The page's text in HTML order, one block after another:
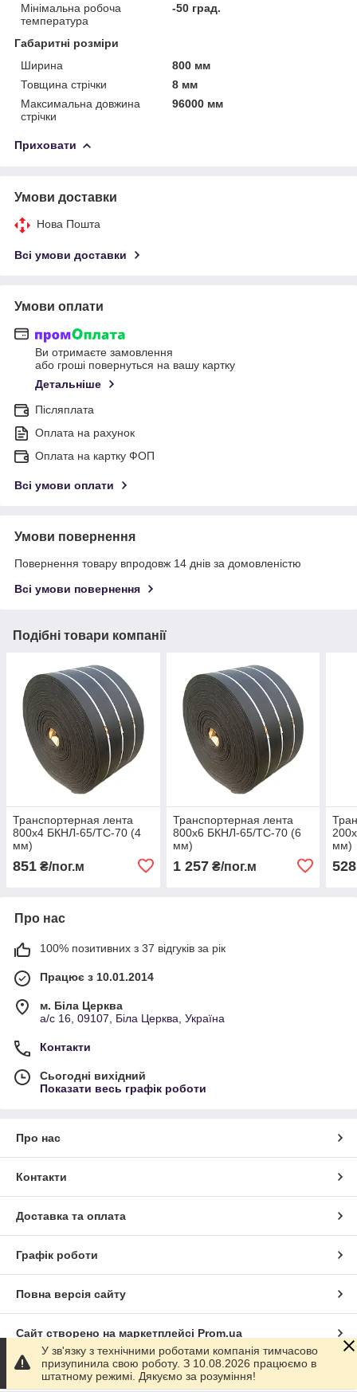
Мінімальна робоча
температура
-50 град.
Габаритні розміри
Ширина
800 мм
Товщина стрічки
8 мм
Максимальна довжина
стрічки
96000 мм
Приховати
Умови доставки
Нова Пошта
Всі умови доставки
Умови оплати
Ви отримаєте замовлення
або гроші повернуться на вашу картку
Детальніше
Післяплата
Оплата на рахунок
Оплата на картку ФОП
Всі умови оплати
Умови повернення
Повернення товару впродовж 14 днів за домовленістю
Всі умови повернення
Подібні товари компанії
Транспортерная лента
800х4 БКНЛ-65/ТС-70 (4
мм)
851 ₴/пог.м
Транспортерная лента
800х6 БКНЛ-65/ТС-70 (6
мм)
1 257₴/пог.м
мм)
528
Про нас
100% позитивних з 37 відгуків за рік
Працює з 10.01.2014
м. Біла Церква
а/с 16, 09107, Біла Церква, Україна
Контакти
Сьогодні вихідний
Показати весь графік роботи
Про нас
Контакти
Доставка та оплата
Графік роботи
Повна версія сайту
Сайт створено на маркетплейсі Prom.ua
Політика конфіденційності
У зв'язку з технічними роботами компанія тимчасово
призупинила свою роботу. З 10.08.2026 працюємо в
штатному режимі. Дякуємо за розуміння!